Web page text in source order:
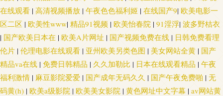
在线观看 | 高清视频播放 | 午夜色色福利姬 | 在线国产9| 欧美电影一
区二区 | 欧美性www| 精品91视频 | 欧美怡春院 | 91淫浮| 波多野桔衣
| 国产欧美日本在 | 欧美A片网址 | 国产视频免费在线 | 日韩免费看理
伦片 | 伦理电影在线观看 | 亚州欧美另类色图 | 美女网站全黄 | 国产
精品va在线 | 免费日韩精品 | 久久加勒比 | 日本在线观看精品 | 午夜
福利激情 | 麻豆影院爱爱 | 国产成年无码久久 | 国产午夜免费啪 | 无
码黄(h) | 欧美a级影院 | 欧美美女影院 | 黄色网址中文字幕 | av网站黄